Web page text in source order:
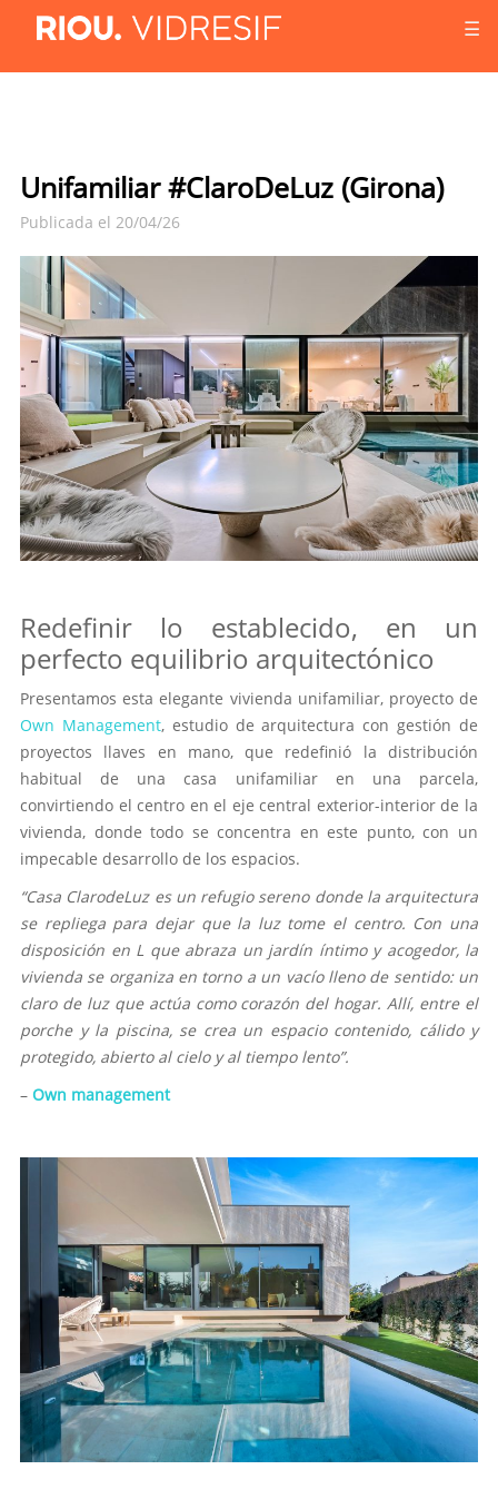
☰
Unifamiliar #ClaroDeLuz (Girona)
Publicada el 20/04/26
Redefinir lo establecido, en un
perfecto equilibrio arquitectónico
Presentamos esta elegante vivienda unifamiliar, proyecto de
Own Management, estudio de arquitectura con gestión de
proyectos llaves en mano, que redefinió la distribución
habitual de una casa unifamiliar en una parcela,
convirtiendo el centro en el eje central exterior-interior de la
vivienda, donde todo se concentra en este punto, con un
impecable desarrollo de los espacios.
“Casa ClarodeLuz es un refugio sereno donde la arquitectura
se repliega para dejar que la luz tome el centro. Con una
disposición en L que abraza un jardín íntimo y acogedor, la
vivienda se organiza en torno a un vacío lleno de sentido: un
claro de luz que actúa como corazón del hogar. Allí, entre el
porche y la piscina, se crea un espacio contenido, cálido y
protegido, abierto al cielo y al tiempo lento”.
– Own management